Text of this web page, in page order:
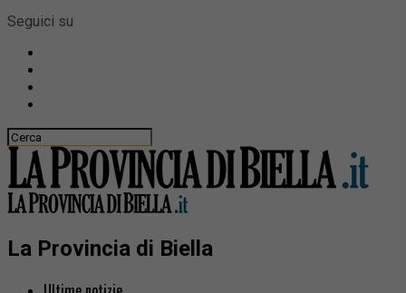
Seguici su
La Provincia di Biella